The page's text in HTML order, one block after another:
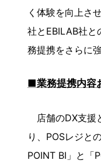
く体験を向上さ
社とEBILAB社
務提携をさらに
■業務提携内容
店舗のDX支援
り、POSレジと
POINT BI」と「